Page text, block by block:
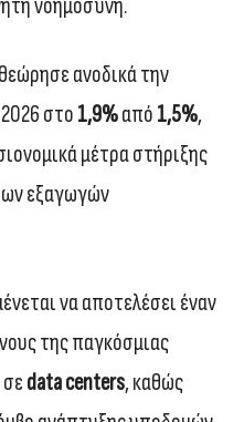
νοημοσύνη.
ανοδικά την
στο 1,9%από 1,5%,
μέτρα στήριξης
εξαγωγών
να αποτελέσει έναν
της παγκόσμιας
data centers, καθώς